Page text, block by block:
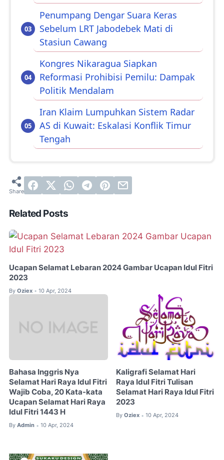
Penumpang Dengar Suara Keras
Sebelum LRT Jabodebek Mati di
Stasiun Cawang
Kongres Nikaragua Siapkan
Reformasi Prohibisi Pemilu: Dampak
Politik Mendalam
Iran Klaim Lumpuhkan Sistem Radar
AS di Kuwait: Eskalasi Konflik Timur
Tengah
Related Posts
Ucapan Selamat Lebaran 2024 Gambar Ucapan Idul Fitri
2023
By Oziex • 10 Apr, 2024
Bahasa Inggris Nya
Selamat Hari Raya Idul Fitri
Wajib Coba, 20 Kata-kata
Ucapan Selamat Hari Raya
Idul Fitri 1443 H
By Admin • 10 Apr, 2024
Kaligrafi Selamat Hari
Raya Idul Fitri Tulisan
Selamat Hari Raya Idul Fitri
2023
By Oziex • 10 Apr, 2024